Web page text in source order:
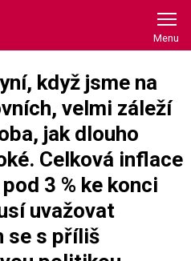
když jsme na
velmi záleží
jak dlouho
Celková inflace
3 % ke konci
uvažovat
se s příliš